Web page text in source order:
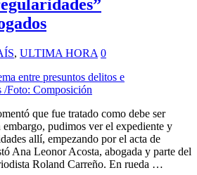
, ULTIMA HORA 0
que fue tratado como debe ser
pudimos ver el expediente y
allí, empezando por el acta de
Ana Leonor Acosta, abogada y parte del
Roland Carreño. En rueda …